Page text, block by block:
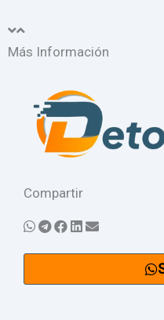
Más Información
Compartir